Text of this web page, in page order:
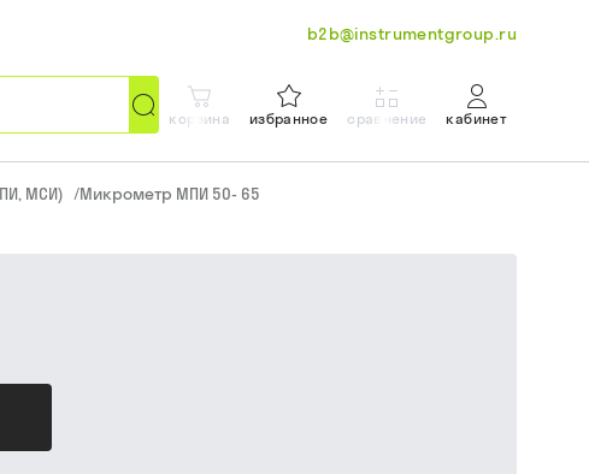
b2b@instrumentgroup.ru
корзина избранное сравнение кабинет
МСИ) /Микрометр МПИ 50- 65